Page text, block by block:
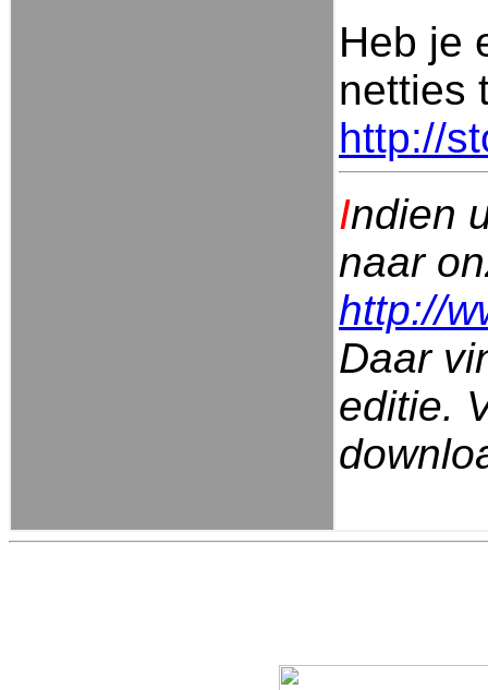
Heb je
netties
http://
Indien
naar
http://
Daar
editie.